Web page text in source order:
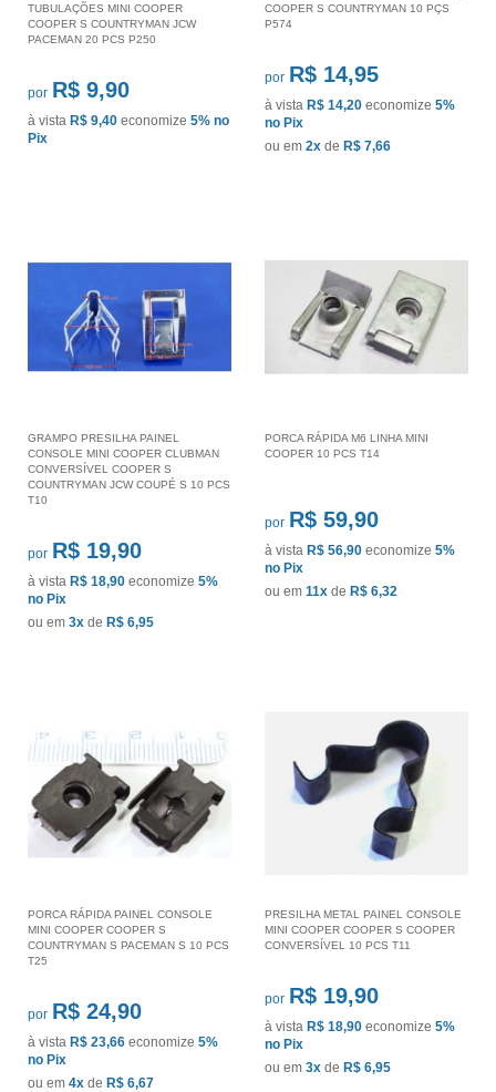
TUBULAÇÕES MINI COOPER
COOPER S COUNTRYMAN JCW
PACEMAN 20 PCS P250
por R$ 9,90
à vista R$ 9,40 economize 5% no
Pix
COOPER S COUNTRYMAN 10 PÇS
P574
por R$ 14,95
à vista R$ 14,20 economize 5%
no Pix
ou em 2x de R$ 7,66
GRAMPO PRESILHA PAINEL
CONSOLE MINI COOPER CLUBMAN
CONVERSÍVEL COOPER S
COUNTRYMAN JCW COUPÉ S 10 PCS
T10
por R$ 19,90
à vista R$ 18,90 economize 5%
no Pix
ou em 3x de R$ 6,95
PORCA RÁPIDA M6 LINHA MINI
COOPER 10 PCS T14
por R$ 59,90
à vista R$ 56,90 economize 5%
no Pix
ou em 11x de R$ 6,32
PORCA RÁPIDA PAINEL CONSOLE
MINI COOPER COOPER S
COUNTRYMAN S PACEMAN S 10 PCS
T25
por R$ 24,90
à vista R$ 23,66 economize 5%
no Pix
ou em 4x de R$ 6,67
PRESILHA METAL PAINEL CONSOLE
MINI COOPER COOPER S COOPER
CONVERSÍVEL 10 PCS T11
por R$ 19,90
à vista R$ 18,90 economize 5%
no Pix
ou em 3x de R$ 6,95